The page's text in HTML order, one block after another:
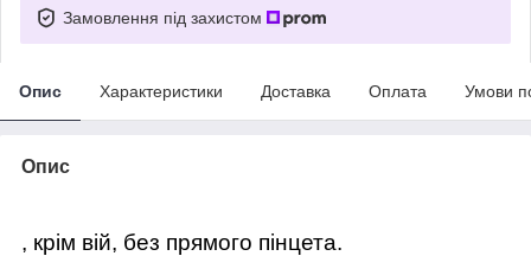
Замовлення під захистом
Опис Характеристики Доставка Оплата Умови
Опис
, крім вій, без прямого пінцета.